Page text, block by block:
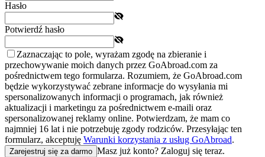
Hasło
Potwierdź hasło
Zaznaczając to pole, wyrażam zgodę na zbieranie i
przechowywanie moich danych przez GoAbroad.com za
pośrednictwem tego formularza. Rozumiem, że GoAbroad.com
będzie wykorzystywać zebrane informacje do wysyłania mi
spersonalizowanych informacji o programach, jak również
aktualizacji i marketingu za pośrednictwem e-maili oraz
spersonalizowanej reklamy online. Potwierdzam, że mam co
najmniej 16 lat i nie potrzebuję zgody rodziców. Przesyłając ten
formularz, akceptuję Warunki korzystania z usług GoAbroad.
Zarejestruj się za darmo Masz już konto? Zaloguj się teraz.